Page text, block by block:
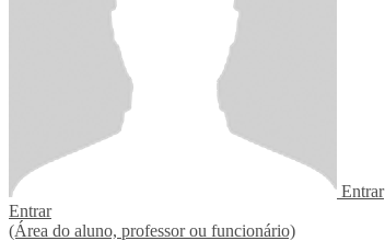
Entrar
Entrar
(Área do aluno, professor ou funcionário)